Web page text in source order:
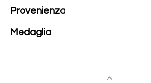
Provenienza
Medaglia